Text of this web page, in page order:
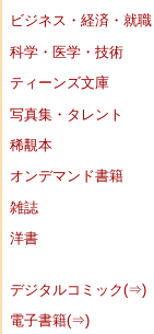
ビジネス・経済・就職
科学・医学・技術
ティーンズ文庫
写真集・タレント
稀覯本
オンデマンド書籍
雑誌
洋書
デジタルコミック(⇒)
電子書籍(⇒)